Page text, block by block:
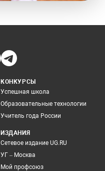
КОНКУРСЫ
Успешная школа
Образовательные технологии
Учитель года России
ИЗДАНИЯ
Сетевое издание UG.RU
УГ – Москва
Мой профсоюз